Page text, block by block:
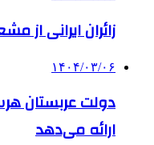
زائران ایرانی از
۱۴۰۴/۰۳/۰۶
دولت عربستان
ارائه می‌دهد